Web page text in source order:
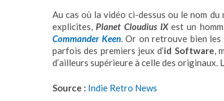
Au cas où la vidéo ci-dessus ou le nom du
explicites, Planet Cloudius IXest un
Commander Keen. Or on retrouve bien
parfois des premiers jeux d’id Software ,
d’ailleurs supérieure à celle des originaux.
Source : Indie Retro News